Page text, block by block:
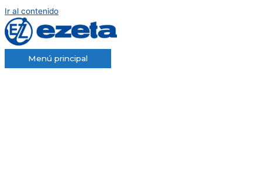
Ir al contenido
Menú principal